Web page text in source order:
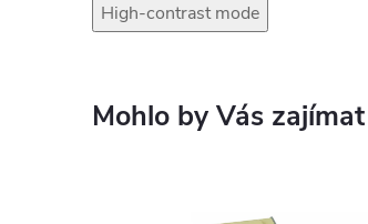
High-contrast mode